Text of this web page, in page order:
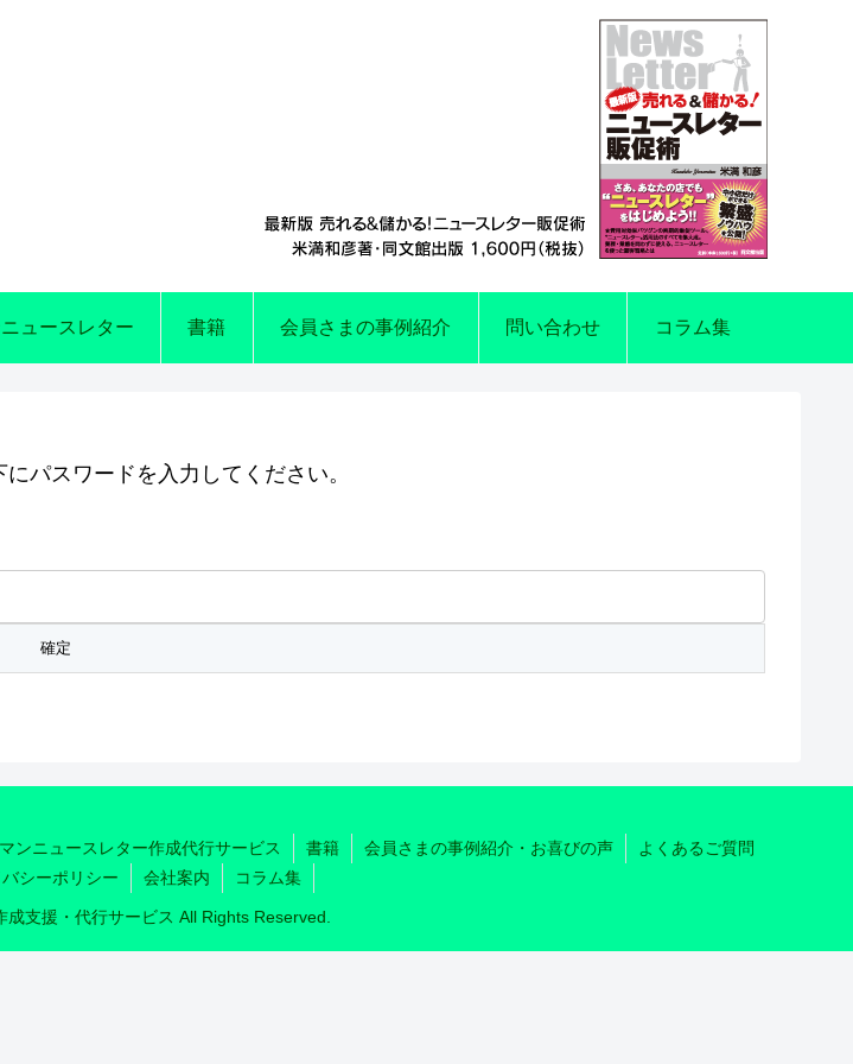
ュースレター 書籍 会員さまの事例紹介 問い合わせ コラム集
パスワードを入力してください。
ンニュースレター作成代行サービス 書籍 会員さまの事例紹介・お喜びの声
よくあるご質問
シーポリシー 会社案内 コラム集
支援・代行サービス All Rights Reserved.